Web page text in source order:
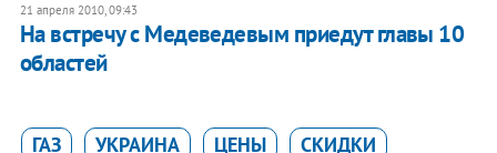
21 апреля 2010, 09:43
На встречу с Медеведевым приедут главы 10
областей
ГАЗ УКРАИНА ЦЕНЫ СКИДКИ